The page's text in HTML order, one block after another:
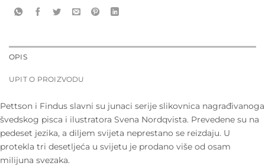
OPIS
UPIT O PROIZVODU
Pettson i Findus slavni su junaci serije slikovnica nagrađivanoga
švedskog pisca i ilustratora Svena Nordqvista. Prevedene su na
pedeset jezika, a diljem svijeta neprestano se reizdaju. U
protekla tri desetljeća u svijetu je prodano više od osam
milijuna svezaka.